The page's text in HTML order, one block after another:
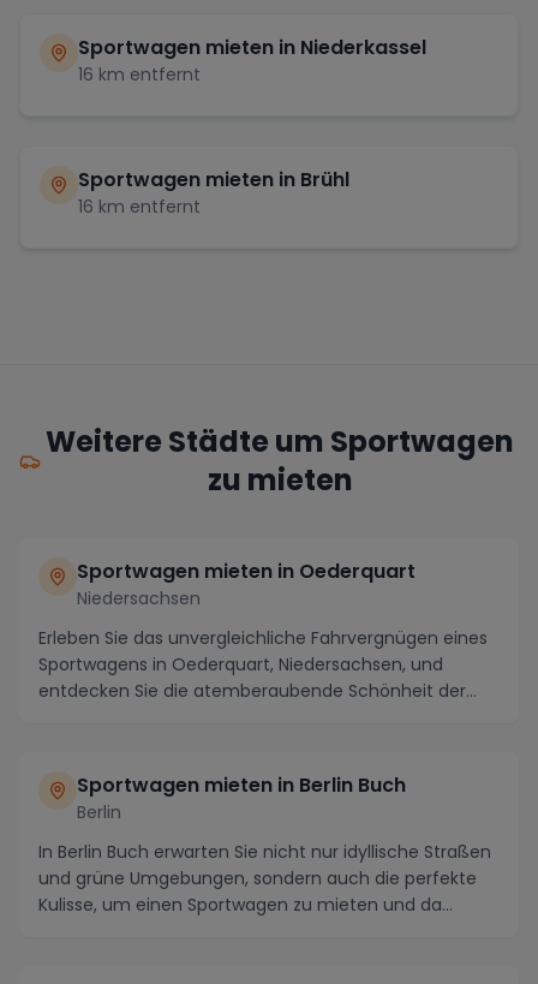
Sportwagen mieten in Niederkassel
16 km entfernt
Sportwagen mieten in Brühl
16 km entfernt
Weitere Städte um Sportwagen
zu mieten
Sportwagen mieten in Oederquart
Niedersachsen
Erleben Sie das unvergleichliche Fahrvergnügen eines
Sportwagens in Oederquart, Niedersachsen, und
entdecken Sie die atemberaubende Schönheit der
Sportwagen mieten in Berlin Buch
Berlin
In Berlin Buch erwarten Sie nicht nur idyllische Straßen
und grüne Umgebungen, sondern auch die perfekte
Kulisse, um einen Sportwagen zu mieten und da...